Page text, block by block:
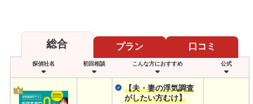
総合 プラン 口コミ
探偵社名 初回相談 こんな方におすすめ 公式
【夫・妻の浮気調査
がしたい方むけ】